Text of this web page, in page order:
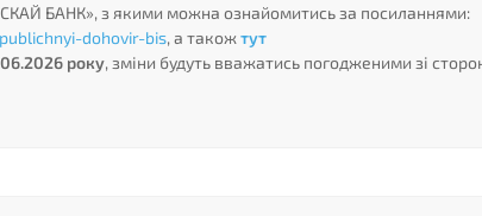
БАНК», з якими можна ознайомитись за посиланнями:
dohovir-bis, а такожтут
року, зміни будуть вважатись погодженими зі